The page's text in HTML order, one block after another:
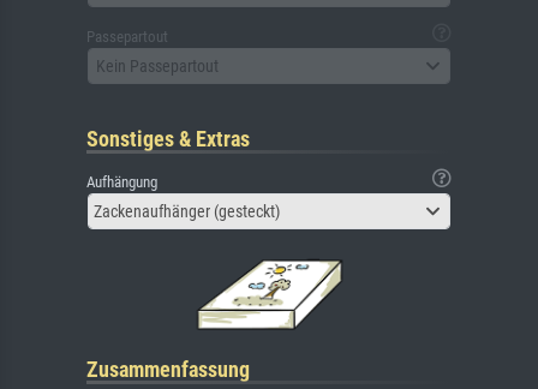
Passepartout
Kein Passepartout
Sonstiges & Extras
Aufhängung
Zackenaufhänger (gesteckt)
Zusammenfassung